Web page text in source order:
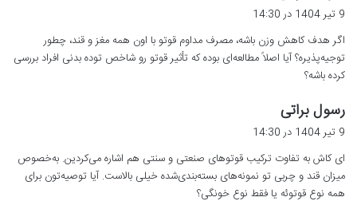
ف
9 تیر 1404 در 14:30
اگر هدف کاهش وزن باشه، مصرف مداوم قوتو با اون همه مغز و قند، چطور
توجیه‌پذیره؟ آیا اصلاً مطالعه‌ای بوده که تأثیر قوتو رو شاخص توده بدنی افراد بررسی
کرده باشه؟
رسول براتی
ف
:
9 تیر 1404 در 14:30
ای کاش به تفاوت ترکیب قوتوهای صنعتی و سنتی هم اشاره می‌کردین. به‌خصوص
میزان قند و چربی تو نمونه‌های بسته‌بندی‌شده خیلی بالاست. آیا توصیه‌تون برای
همه نوع قوتوئه یا فقط نوع خونگی؟